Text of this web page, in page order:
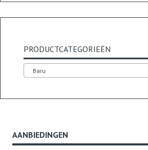
PRODUCTCATEGORIEËN
Baru
AANBIEDINGEN